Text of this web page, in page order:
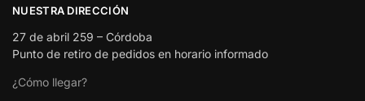
NUESTRA DIRECCIÓN
27 de abril 259 – Córdoba
Punto de retiro de pedidos en horario informado
¿Cómo llegar?